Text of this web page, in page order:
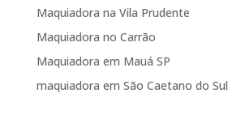
Maquiadora na Vila Prudente
Maquiadora no Carrão
Maquiadora em Mauá SP
maquiadora em São Caetano do Sul